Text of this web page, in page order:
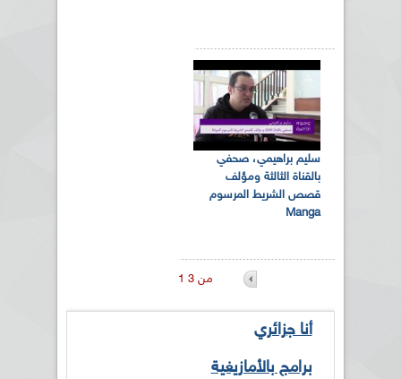
سليم براهيمي، صحفي
بالقناة الثالثة ومؤلف
قصص الشريط المرسوم
Manga
1 من 3
أنا جزائري
برامج بالأمازيغية